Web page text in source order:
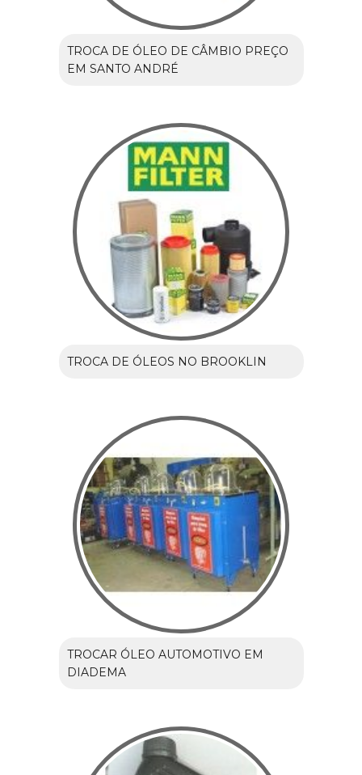
TROCA DE ÓLEO DE CÂMBIO PREÇO
EM SANTO ANDRÉ
TROCA DE ÓLEOS NO BROOKLIN
TROCAR ÓLEO AUTOMOTIVO EM
DIADEMA